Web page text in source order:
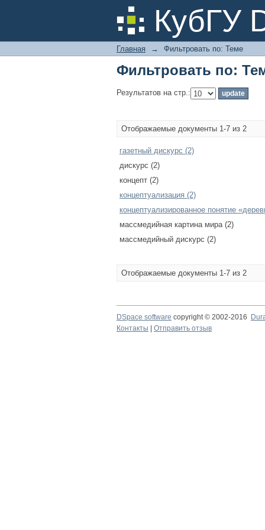
КубГУ
Фильтровать по:
Главная → Фильтровать по: Теме
Фильтровать по:
Результатов на стр.:
Отображаемые документы 1-7 из 2
газетный дискурс (2)
дискурс (2)
концепт (2)
концептуализация (2)
концептуализированное понятие
массмедийная картина мира (2)
массмедийный дискурс (2)
Отображаемые документы 1-7 из 2
DSpace software copyright © 2002-2016
Контакты
Отправить отзыв